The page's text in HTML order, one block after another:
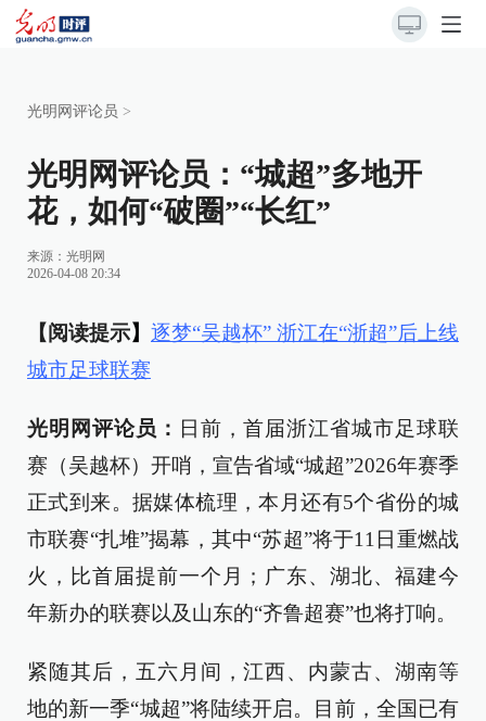
光明网评论员 >
光明网评论员：“城超”多地开
花，如何“破圈”“长红”
来源： 光明网
2026-04-08 20:34
【阅读提示】 逐梦“吴越杯” 浙江在“浙超”后上线
城市足球联赛
光明网评论员： 日前，首届浙江省城市足球联
赛（吴越杯）开哨，宣告省域“城超”2026年赛季
正式到来。据媒体梳理，本月还有5个省份的城
市联赛“扎堆”揭幕，其中“苏超”将于11日重燃战
火，比首届提前一个月；广东、湖北、福建今
年新办的联赛以及山东的“齐鲁超赛”也将打响。
紧随其后，五六月间，江西、内蒙古、湖南等
地的新一季“城超”将陆续开启。目前，全国已有